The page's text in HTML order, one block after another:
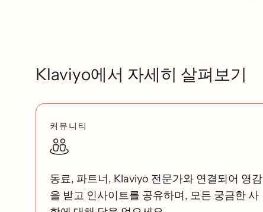
Klaviyo에서 자세히 살펴보기
커뮤니티
동료, 파트너, Klaviyo 전문가와 연결되어 영감
을 받고 인사이트를 공유하며, 모든 궁금한 사